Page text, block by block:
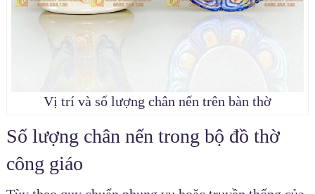
Vị trí và số lượng chân nến trên bàn thờ
Số lượng chân nến trong bộ đồ thờ
công giáo